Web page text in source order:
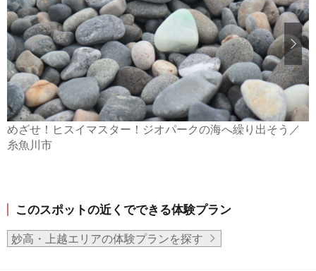
めざせ！ヒスイマスター！ジオパークの海へ繰り出そう／
糸魚川市
このスポットの近くでできる体験プラン
妙高・上越エリアの体験プランを探す